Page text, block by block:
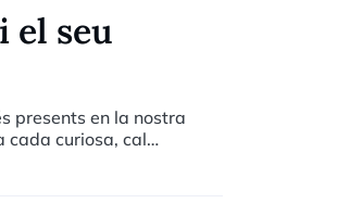
el seu
presents en la nostra
cada curiosa, cal
of Legends, més